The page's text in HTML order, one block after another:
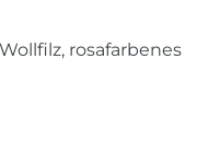
rosafarbenes